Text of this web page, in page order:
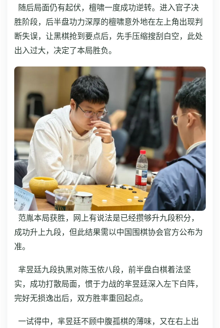
随后局面仍有起伏，檀啸一度成功逆转。进入官子决
胜阶段，后半盘功力深厚的檀啸意外地在左上角出现判
断失误，让黑棋抢到要点后，先手压缩搜刮白空，此处
出入过大，决定了本局胜负。
范胤本局获胜，网上有说法是已经攒够升九段积分，
成功升上九段，但此结果需以中国围棋协会官方公布为
准。
芈昱廷九段执黑对陈玉侬八段，前半盘白棋着法坚
实，成功打散局面，惯于力战的芈昱廷深入左下白阵，
完好无损逸出后，双方胜率重回起点。
一试得中，芈昱廷不顾中腹孤棋的薄味，又在右上出